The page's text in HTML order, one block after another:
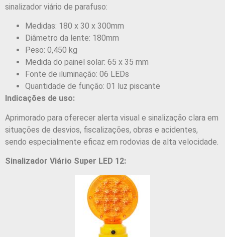
sinalizador viário de parafuso:
Medidas: 180 x 30 x 300mm
Diâmetro da lente: 180mm
Peso: 0,450 kg
Medida do painel solar: 65 x 35 mm
Fonte de iluminação: 06 LEDs
Quantidade de função: 01 luz piscante
Indicações de uso:
Aprimorado para oferecer alerta visual e sinalização clara em
situações de desvios, fiscalizações, obras e acidentes,
sendo especialmente eficaz em rodovias de alta velocidade.
Sinalizador Viário Super LED 12: